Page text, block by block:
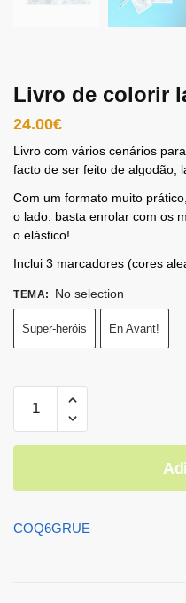
Livro de colorir
24.00€
Livro com vários cenários
facto de ser feito de algodão,
Com um formato muito
o lado: basta enrolar com os
o elástico!
Inclui 3 marcadores (cores
TEMA: No selection
Super-heróis En Avant!
COQ6GRUE